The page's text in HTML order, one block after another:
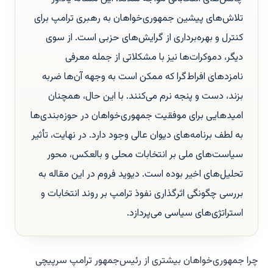
تلاش‌های پیشین جمهوری‌خواهان به رهبری ترامپ برای
کنترل و بهره‌برداری از گرایش‌های حزبی است. از سوی
دیگر، دموکرات‌ها نیز با مشکلاتی از جمله معرفی
نامزدهای افراط‌گرا که ممکن است به وجهه آن‌ها ضربه
بزند، دست و پنجه نرم می‌کنند. با این حال، همچنان
امیدهایی برای موفقیت جمهوری‌خواهان در حوزه‌بندی‌ها
به لطف برنامه‌های دیوان عالی وجود دارد. در نهایت، تأثیر
سیاست‌های ملی بر انتخابات محلی و بالعکس، محور
تحلیل‌های اخیر بوده است. دیوید فروم در این مقاله به
بررسی چگونگی اثرگذاری نفوذ ترامپ بر روند انتخابات و
استراتژی‌های سیاسی می‌پردازد.
چرا جمهوری‌خواهان بیشتری از رئیس‌جمهور ترامپ سرپیچی